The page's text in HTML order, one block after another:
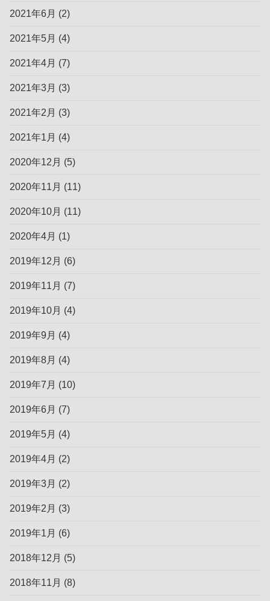
2021年6月 (2)
2021年5月 (4)
2021年4月 (7)
2021年3月 (3)
2021年2月 (3)
2021年1月 (4)
2020年12月 (5)
2020年11月 (11)
2020年10月 (11)
2020年4月 (1)
2019年12月 (6)
2019年11月 (7)
2019年10月 (4)
2019年9月 (4)
2019年8月 (4)
2019年7月 (10)
2019年6月 (7)
2019年5月 (4)
2019年4月 (2)
2019年3月 (2)
2019年2月 (3)
2019年1月 (6)
2018年12月 (5)
2018年11月 (8)